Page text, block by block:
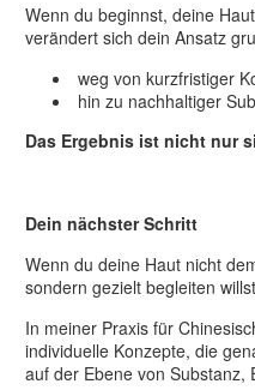
Wenn du beginnst, deine
verändert sich dein Ansatz
weg von kurzfristiger
hin zu nachhaltiger
Das Ergebnis ist nicht nur
Dein nächster Schritt
Wenn du deine Haut nicht
sondern gezielt begleiten
In meiner Praxis für
individuelle Konzepte, die
auf der Ebene von Substanz,